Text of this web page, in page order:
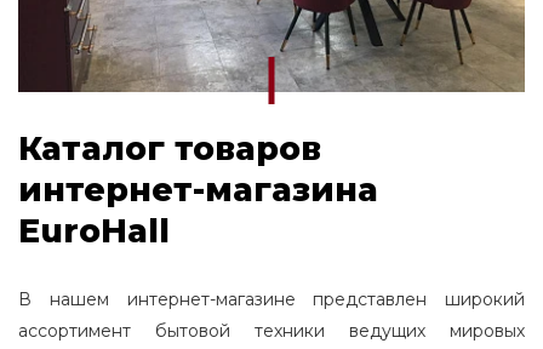
Каталог товаров
интернет-магазина
EuroHall
В нашем интернет-магазине представлен широкий
ассортимент бытовой техники ведущих мировых